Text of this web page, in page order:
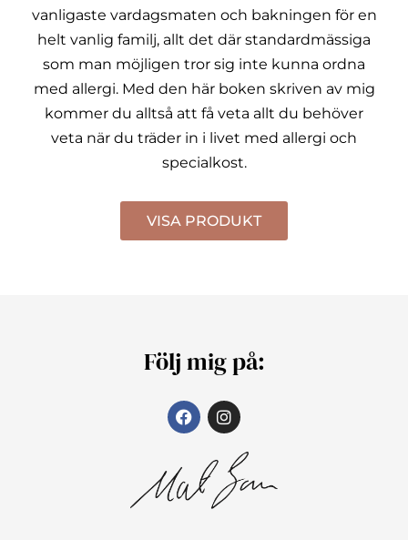
vanligaste vardagsmaten och bakningen för en
helt vanlig familj, allt det där standardmässiga
som man möjligen tror sig inte kunna ordna
med allergi. Med den här boken skriven av mig
kommer du alltså att få veta allt du behöver
veta när du träder in i livet med allergi och
specialkost.
VISA PRODUKT
Följ mig på: